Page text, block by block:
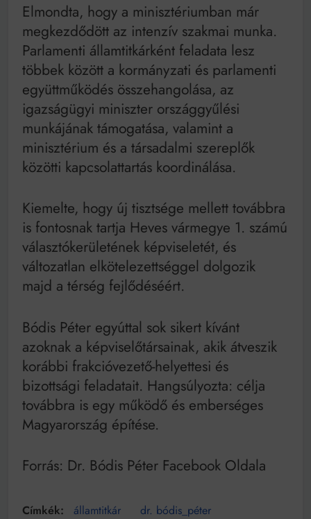
Elmondta, hogy a minisztériumban már
megkezdődött az intenzív szakmai munka.
Parlamenti államtitkárként feladata lesz
többek között a kormányzati és parlamenti
együttműködés összehangolása, az
igazságügyi miniszter országgyűlési
munkájának támogatása, valamint a
minisztérium és a társadalmi szereplők
közötti kapcsolattartás koordinálása.
Kiemelte, hogy új tisztsége mellett továbbra
is fontosnak tartja Heves vármegye 1. számú
választókerületének képviseletét, és
változatlan elkötelezettséggel dolgozik
majd a térség fejlődéséért.
Bódis Péter egyúttal sok sikert kívánt
azoknak a képviselőtársainak, akik átveszik
korábbi frakcióvezető-helyettesi és
bizottsági feladatait. Hangsúlyozta: célja
továbbra is egy működő és emberséges
Magyarország építése.
Forrás: Dr. Bódis Péter Facebook Oldala
államtitkár
dr. bódis_péter